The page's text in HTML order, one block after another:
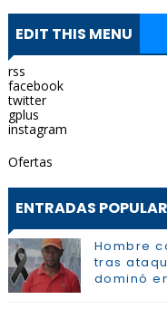
EDIT THIS MENU
rss
facebook
twitter
gplus
instagram
Ofertas
ENTRADAS
Hombre
tras
dominó